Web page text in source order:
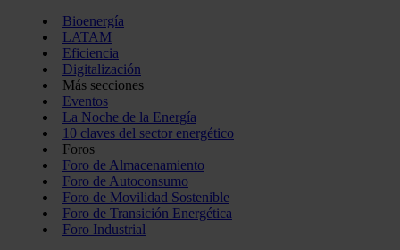
Bioenergía
LATAM
Eficiencia
Digitalización
Más secciones
Eventos
La Noche de la Energía
10 claves del sector energético
Foros
Foro de Almacenamiento
Foro de Autoconsumo
Foro de Movilidad Sostenible
Foro de Transición Energética
Foro Industrial